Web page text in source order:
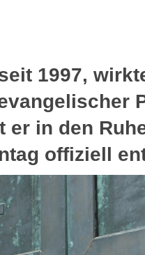
1997,
er in den
offiziell